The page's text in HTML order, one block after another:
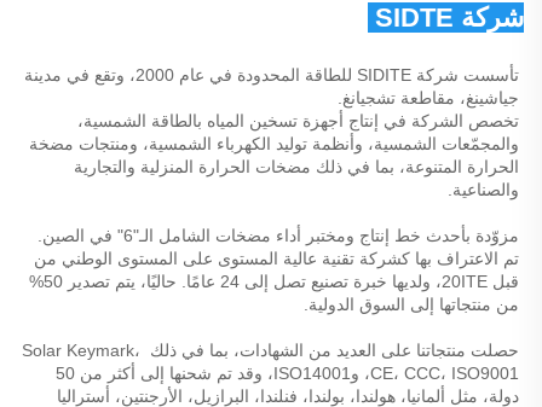
شركة SIDTE للطاقة المحدودة
جياشينغ، مقاطعة تشجيانغ.
والصناعية.
من منتجاتها إلى السوق الدولية.
حصلت منتجاتنا على العديد من الشهادات، بما في ذلك Solar Keymark،